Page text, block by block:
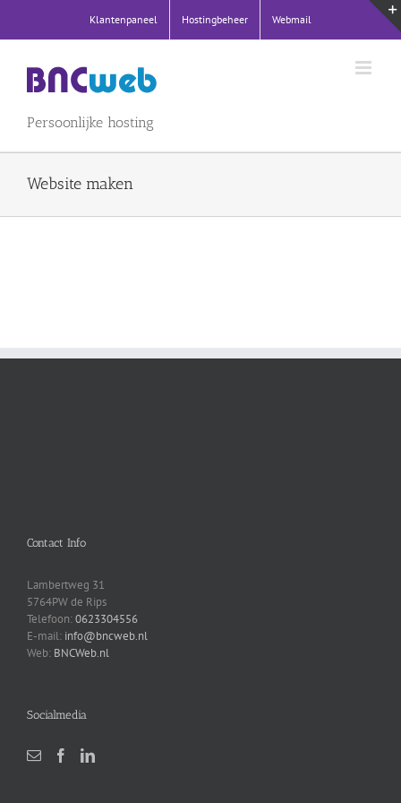
inhoud
Klantenpaneel Hostingbeheer Webmail
Persoonlijke hosting
Website maken
Contact Info
Lambertweg 31
5764PW de Rips
Telefoon:0623304556
E-mail: info@bncweb.nl
Web: BNCWeb.nl
Socialmedia